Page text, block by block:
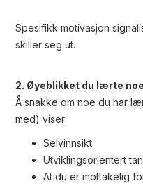
Spesifikk motivasjon
skiller seg ut.
2. Øyeblikket du lærte noe
Å snakke om noe du har
med) viser:
Selvinnsikt
Utviklingsorientert
At du er mottakelig